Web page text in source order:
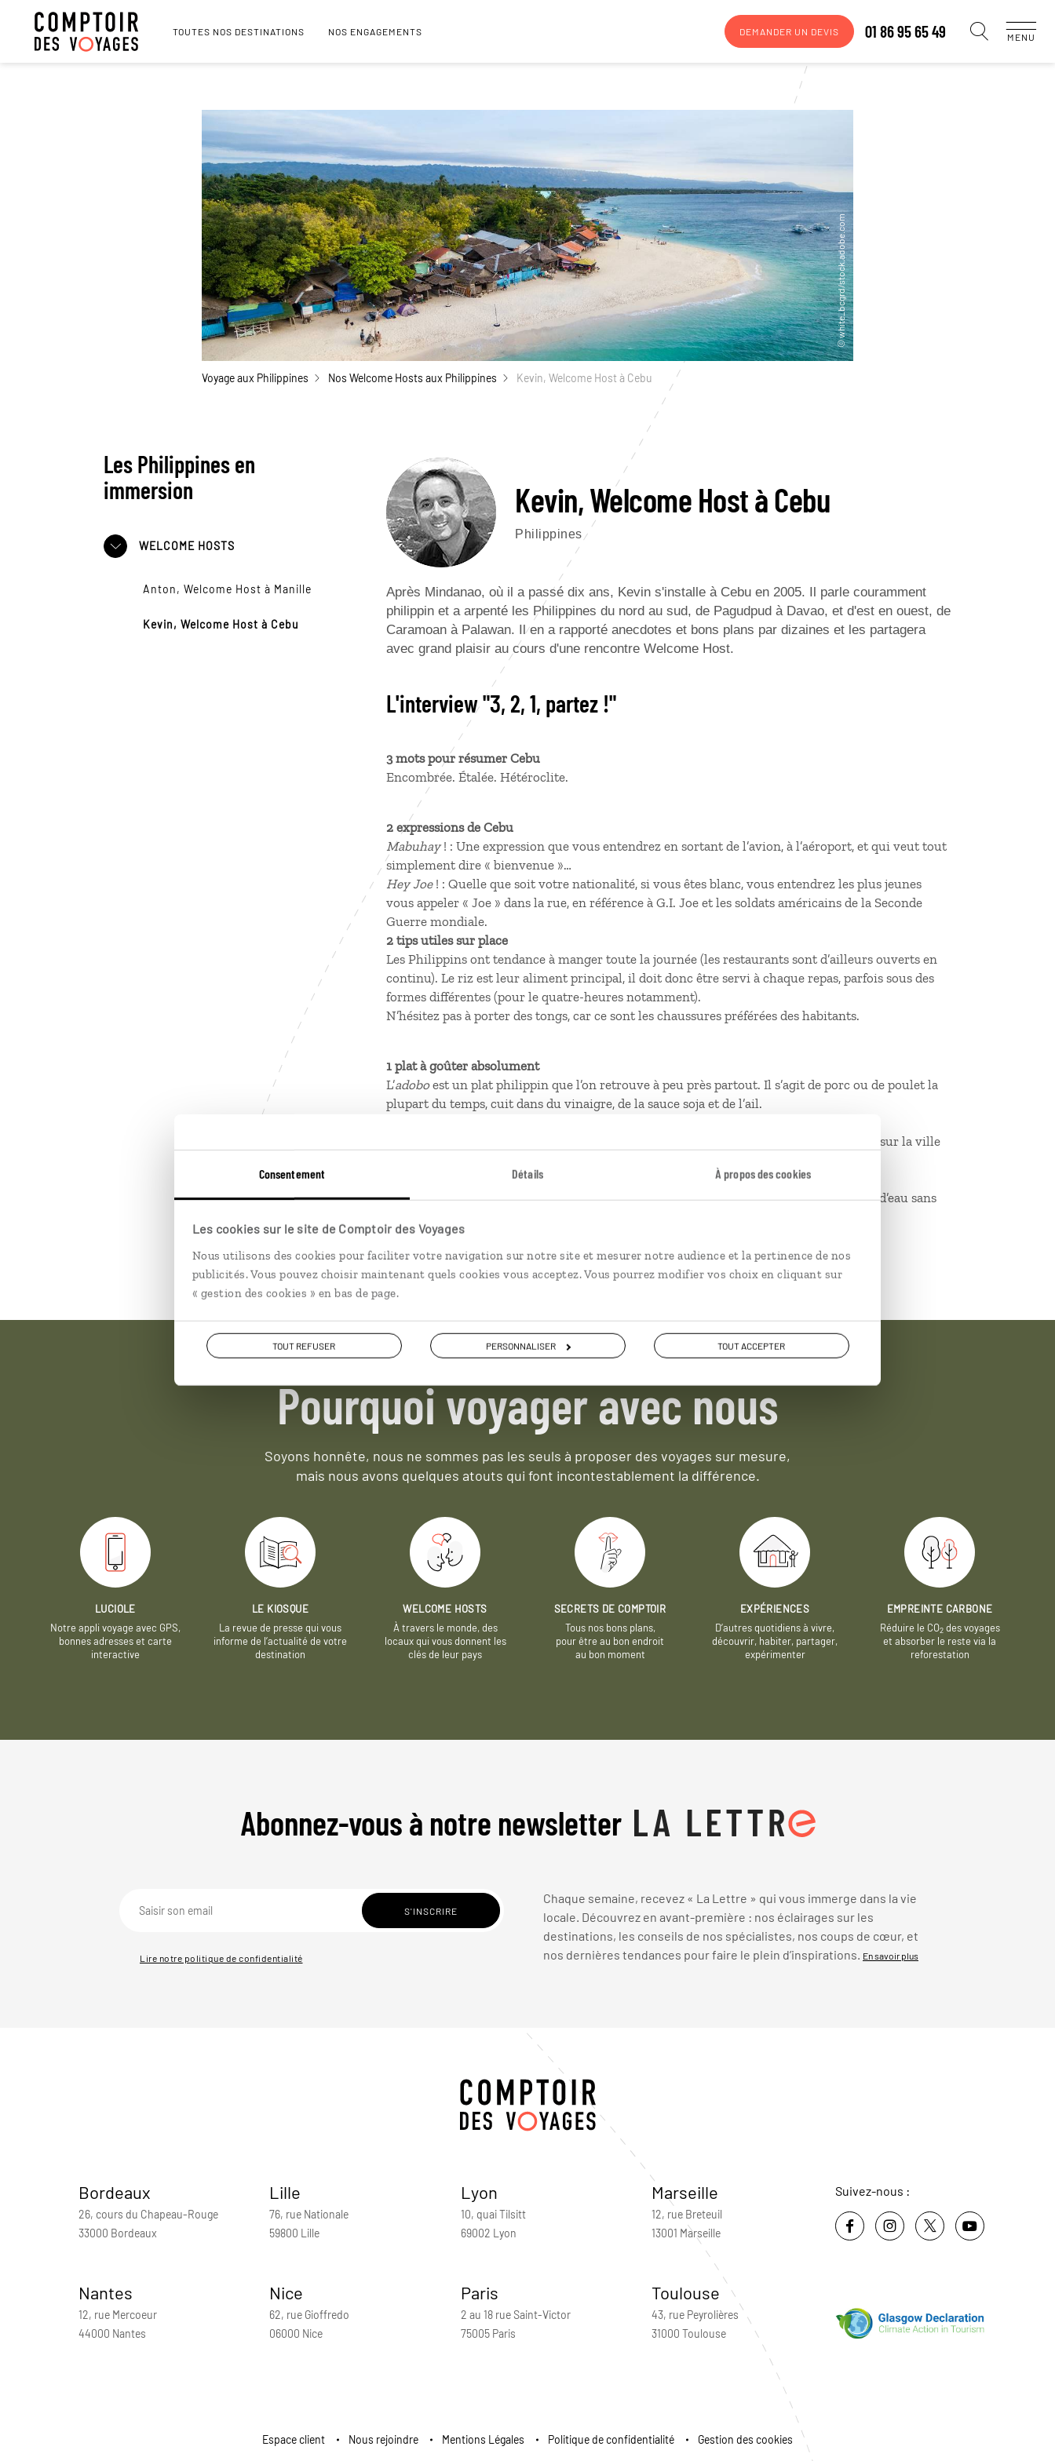
Consentement Détails À propos des cookies
Les cookies sur le site de Comptoir des Voyages
Nous utilisons des cookies pour faciliter votre navigation sur notre site et mesurer notre audience et la pertinence de nos
publicités. Vous pouvez choisir maintenant quels cookies vous acceptez. Vous pourrez modifier vos choix en cliquant sur
« gestion des cookies » en bas de page.
TOUT REFUSER PERSONNALISER TOUT ACCEPTER
TOUTES NOS DESTINATIONS NOS ENGAGEMENTS DEMANDER UN DEVIS 01 86 95 65 49 MENU
Voyage aux Philippines Nos Welcome Hosts aux Philippines Kevin, Welcome Host à Cebu
Les Philippines en
immersion
WELCOME HOSTS
Anton, Welcome Host à Manille
Kevin, Welcome Host à Cebu
Kevin, Welcome Host à Cebu
Philippines
Après Mindanao, où il a passé dix ans, Kevin s'installe à Cebu en 2005. Il parle couramment
philippin et a arpenté les Philippines du nord au sud, de Pagudpud à Davao, et d'est en ouest, de
Caramoan à Palawan. Il en a rapporté anecdotes et bons plans par dizaines et les partagera
avec grand plaisir au cours d'une rencontre Welcome Host.
L'interview "3, 2, 1, partez !"
3 mots pour résumer Cebu
Encombrée. Étalée. Hétéroclite.
2 expressions de Cebu
Mabuhay! : Une expression que vous entendrez en sortant de l’avion, à l’aéroport, et qui veut tout
simplement dire « bienvenue »…
Hey Joe! : Quelle que soit votre nationalité, si vous êtes blanc, vous entendrez les plus jeunes
vous appeler « Joe » dans la rue, en référence à G.I. Joe et les soldats américains de la Seconde
Guerre mondiale.
2 tips utiles sur place
Les Philippins ont tendance à manger toute la journée (les restaurants sont d’ailleurs ouverts en
continu). Le riz est leur aliment principal, il doit donc être servi à chaque repas, parfois sous des
formes différentes (pour le quatre-heures notamment).
N’hésitez pas à porter des tongs, car ce sont les chaussures préférées des habitants.
1 plat à goûter absolument
L’adoboest un plat philippin que l’on retrouve à peu près partout. Il s’agit de porc ou de poulet la
plupart du temps, cuit dans du vinaigre, de la sauce soja et de l’ail.
Le quartier de Busay, dans les hauteurs de Cebu, pour jouir d’un point de vue agréable sur la ville
Faire une petite randonnée de 30 minutes dans la forêt et tomber sur de belles chutes d’eau sans
Pourquoi voyager avec nous
Soyons honnête, nous ne sommes pas les seuls à proposer des voyages sur mesure,
mais nous avons quelques atouts qui font incontestablement la différence.
LUCIOLE
Notre appli voyage avec GPS,
bonnes adresses et carte
interactive
LE KIOSQUE
La revue de presse qui vous
informe de l’actualité de votre
destination
WELCOME HOSTS
À travers le monde, des
locaux qui vous donnent les
clés de leur pays
SECRETS DE COMPTOIR
Tous nos bons plans,
pour être au bon endroit
au bon moment
EXPÉRIENCES
D’autres quotidiens à vivre,
découvrir, habiter, partager,
expérimenter
EMPREINTE CARBONE
Réduire le CO2des voyages
et absorber le reste via la
reforestation
Abonnez-vous à notre newsletter
Lire notre politique de confidentialité
Chaque semaine, recevez « La Lettre » qui vous immerge dans la vie
locale. Découvrez en avant-première : nos éclairages sur les
destinations, les conseils de nos spécialistes, nos coups de cœur, et
nos dernières tendances pour faire le plein d’inspirations. En savoir plus
Bordeaux
26, cours du Chapeau-Rouge
33000 Bordeaux
Lille
76, rue Nationale
59800 Lille
Lyon
10, quai Tilsitt
69002 Lyon
Marseille
12, rue Breteuil
13001 Marseille
Nantes
12, rue Mercoeur
44000 Nantes
Nice
62, rue Gioffredo
06000 Nice
Paris
2 au 18 rue Saint-Victor
75005 Paris
Toulouse
43, rue Peyrolières
31000 Toulouse
Suivez-nous :
Espace client Nous rejoindre Mentions Légales Politique de confidentialité Gestion des cookies